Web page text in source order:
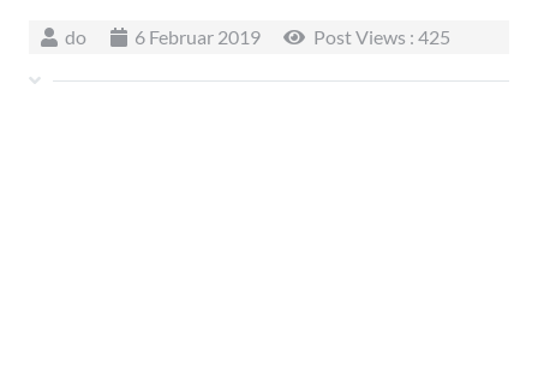
do 6 Februar 2019 Post Views : 425